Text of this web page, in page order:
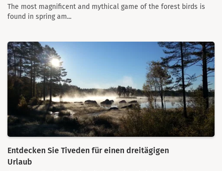
The most magnificent and mythical game of the forest birds is
found in spring am...
Entdecken Sie Tiveden für einen dreitägigen
Urlaub